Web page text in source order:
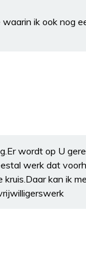
ik ook nog
wordt op U
werk dat
kan ik